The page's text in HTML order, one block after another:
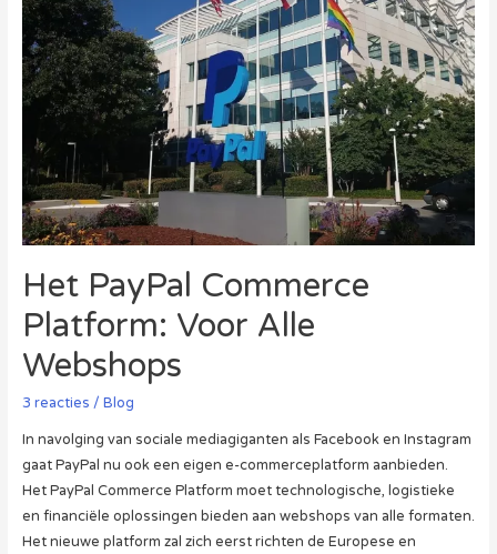
Het PayPal Commerce
Platform: Voor Alle
Webshops
3 reacties / Blog
In navolging van sociale mediagiganten als Facebook en Instagram
gaat PayPal nu ook een eigen e-commerceplatform aanbieden.
Het PayPal Commerce Platform moet technologische, logistieke
en financiële oplossingen bieden aan webshops van alle formaten.
Het nieuwe platform zal zich eerst richten de Europese en